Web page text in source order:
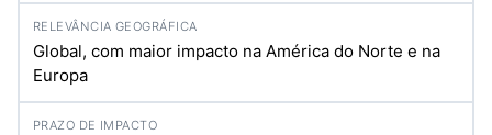
Global, com maior impacto na América do Norte e na
Europa